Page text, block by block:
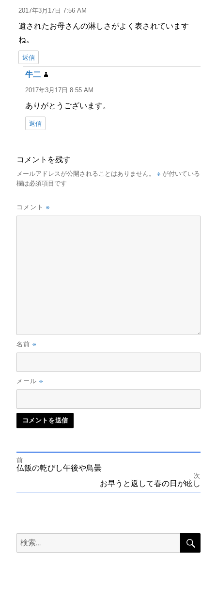
り:
2017年3月17日 7:56 AM
遺されたお母さんの淋しさがよく表されています
ね。
返信
牛二
り:
2017年3月17日 8:55 AM
ありがとうございます。
返信
コメントを残す
メールアドレスが公開されることはありません。 ※ が付いている
欄は必須項目です
コメント※
名前※
メール※
投
ゲ
前
前
の
稿:
仏飯の乾びし午後や鳥曇
次
の
お早うと返して春の日が眩し
検
索:
検